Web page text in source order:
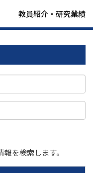
教員紹介・研究業績
を検索します。